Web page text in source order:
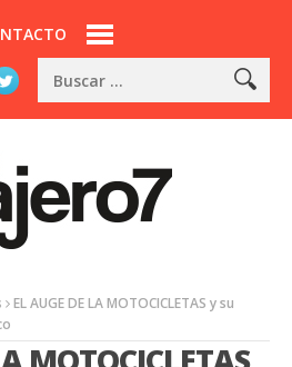
EL AUGE DE LA MOTOCICLETAS y su